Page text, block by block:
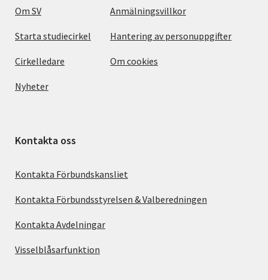
Om SV
Starta studiecirkel
Cirkelledare
Nyheter
Anmälningsvillkor
Hantering av personuppgifter
Om cookies
Kontakta oss
Kontakta Förbundskansliet
Kontakta Förbundsstyrelsen & Valberedningen
Kontakta Avdelningar
Visselblåsarfunktion